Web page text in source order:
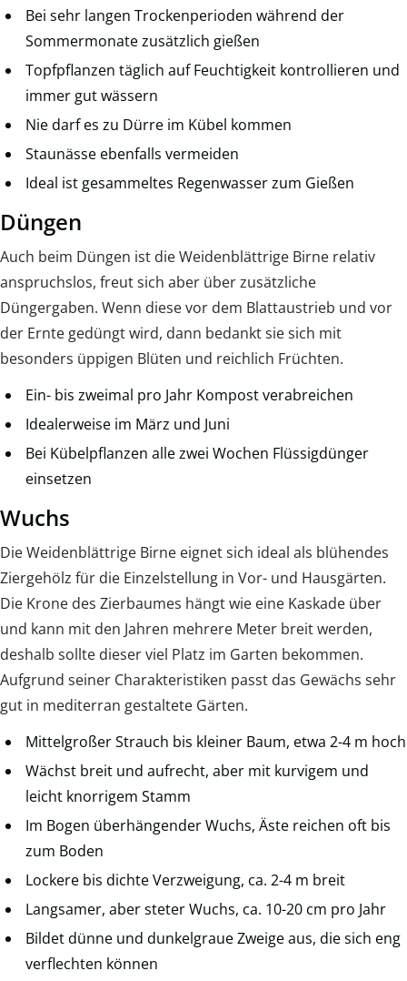
Bei sehr langen Trockenperioden während der
Sommermonate zusätzlich gießen
Topfpflanzen täglich auf Feuchtigkeit kontrollieren und
immer gut wässern
Nie darf es zu Dürre im Kübel kommen
Staunässe ebenfalls vermeiden
Ideal ist gesammeltes Regenwasser zum Gießen
Düngen
Auch beim Düngen ist die Weidenblättrige Birne relativ
anspruchslos, freut sich aber über zusätzliche
Düngergaben. Wenn diese vor dem Blattaustrieb und vor
der Ernte gedüngt wird, dann bedankt sie sich mit
besonders üppigen Blüten und reichlich Früchten.
Ein- bis zweimal pro Jahr Kompost verabreichen
Idealerweise im März und Juni
Bei Kübelpflanzen alle zwei Wochen Flüssigdünger
einsetzen
Wuchs
Die Weidenblättrige Birne eignet sich ideal als blühendes
Ziergehölz für die Einzelstellung in Vor- und Hausgärten.
Die Krone des Zierbaumes hängt wie eine Kaskade über
und kann mit den Jahren mehrere Meter breit werden,
deshalb sollte dieser viel Platz im Garten bekommen.
Aufgrund seiner Charakteristiken passt das Gewächs sehr
gut in mediterran gestaltete Gärten.
Mittelgroßer Strauch bis kleiner Baum, etwa 2-4 m hoch
Wächst breit und aufrecht, aber mit kurvigem und
leicht knorrigem Stamm
Im Bogen überhängender Wuchs, Äste reichen oft bis
zum Boden
Lockere bis dichte Verzweigung, ca. 2-4 m breit
Langsamer, aber steter Wuchs, ca. 10-20 cm pro Jahr
Bildet dünne und dunkelgraue Zweige aus, die sich eng
verflechten können